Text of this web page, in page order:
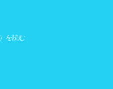
を読む